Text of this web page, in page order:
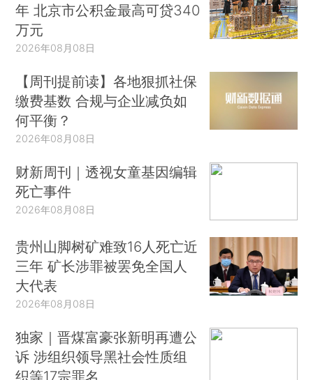
年 北京市公积金最高可贷340
万元
2026年08月08日
【周刊提前读】各地狠抓社保
缴费基数 合规与企业减负如
何平衡？
2026年08月08日
财新周刊｜透视女童基因编辑
死亡事件
2026年08月08日
贵州山脚树矿难致16人死亡近
三年 矿长涉罪被罢免全国人
大代表
2026年08月08日
独家｜晋煤富豪张新明再遭公
诉 涉组织领导黑社会性质组
织等17宗罪名